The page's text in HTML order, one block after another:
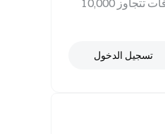
سجّل الآن لتحصل على مكافآت تتجاوز 10,000
تسجيل الدخول